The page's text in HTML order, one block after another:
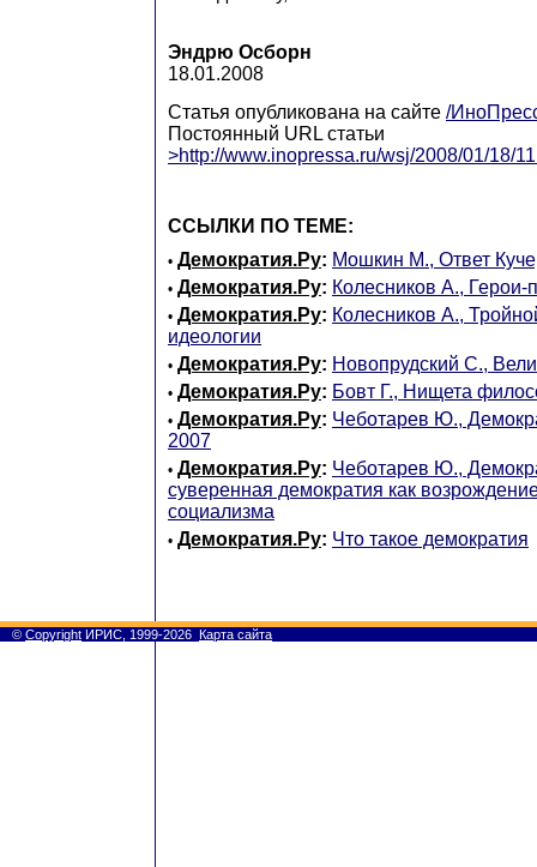
Эндрю Осборн
18.01.2008
Статья опубликована на сайте /
Постоянный URL статьи
>http://www.inopressa.ru/wsj/2008/01/18/
ССЫЛКИ ПО ТЕМЕ:
• Демократия.Ру: Мошкин М., Ответ
• Демократия.Ру: Колесников А.,
• Демократия.Ру: Колесников А.,
идеологии
• Демократия.Ру: Новопрудский С.,
• Демократия.Ру: Бовт Г., Нищета
• Демократия.Ру: Чеботарев Ю.,
2007
• Демократия.Ру: Чеботарев Ю.,
суверенная демократия как
социализма
• Демократия.Ру: Что такое демократия
© Copyright ИРИС, 1999-2026 Карта сайта